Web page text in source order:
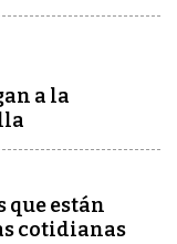
a la
que están
cotidianas